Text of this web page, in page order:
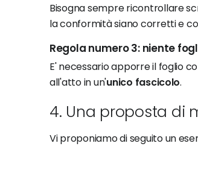
Bisogna sempre ricontrollare
la conformità siano corretti e
Regola numero 3: niente
E' necessario apporre il foglio
all'atto in un'unico fascicolo.
4. Una proposta di
Vi proponiamo di seguito un